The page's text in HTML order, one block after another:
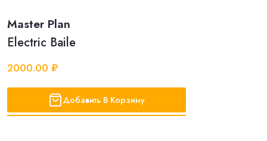
Master Plan
Electric Baile
2000.00 ₽
Добавить В Корзину